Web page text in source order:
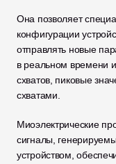
Она позволяет
конфигурации
отправлять новые
в реальном времени и
схватов, пиковые
схватами.
Миоэлектрические
сигналы,
устройством,